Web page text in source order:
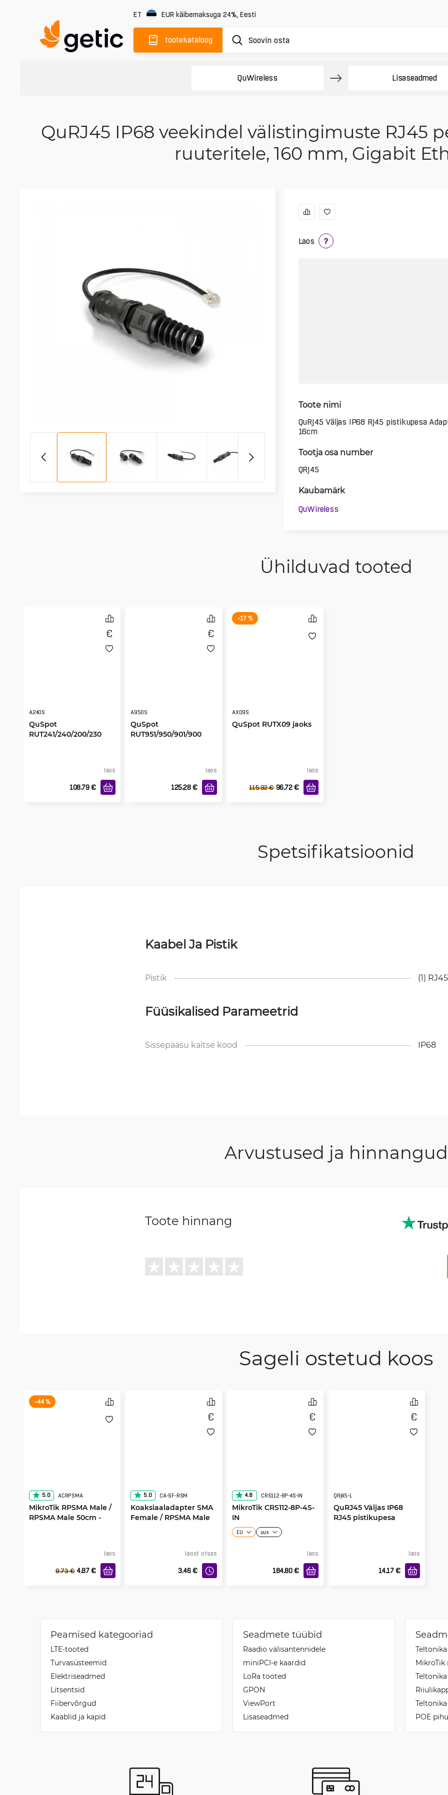
ET EUR käibemaksuga 24%, Eesti
tootekataloog
QuWireless Lisaseadmed
QuRJ45 IP68 veekindel välistingimuste RJ45
ruuteritele, 160 mm, Gigabit
Laos ?
Toote nimi
QuRJ45 Väljas IP68 RJ45 pistikupesa
16cm
Tootja osa number
QRJ45
Kaubamärk
QuWireless
Ühilduvad tooted
A240S
QuSpot
RUT241/240/200/230
laos
108.79 €
A950S
QuSpot
RUT951/950/901/900
laos
125.28 €
-17 %
AX09S
QuSpot RUTX09 jaoks
laos
115.92 € 96.72 €
Spetsifikatsioonid
Kaabel Ja Pistik
Pistik (1)
Füüsikalised Parameetrid
Sissepääsu kaitse kood IP68
Arvustused ja hinnangud
Toote hinnang
Sageli ostetud koos
-44 %
5.0 ACRPSMA
MikroTik RPSMA Male /
RPSMA Male 50cm -
laos
8.73 € 4.87 €
5.0 CA-SF-RSM
Koaksiaaladapter SMA
Female / RPSMA Male
laost otsas
3.46 €
4.8 CRS112-8P-4S-IN
MikroTik CRS112-8P-4S-
IN
EU uus
laos
184.80 €
QRJ45-L
QuRJ45 Väljas IP68
RJ45 pistikupesa
laos
14.17 €
Peamised kategooriad
LTE-tooted
Turvasüsteemid
Elektriseadmed
Litsentsid
Fiibervõrgud
Kaablid ja kapid
Seadmete tüübid
Raadio välisantennidele
miniPCI-e kaardid
LoRa tooted
GPON
ViewPort
Lisaseadmed
Teltonika
MikroTik
POE